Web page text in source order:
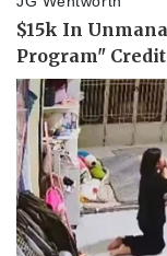
Pháp luật
Vụ án
Tin nóng
Tư vấn luật